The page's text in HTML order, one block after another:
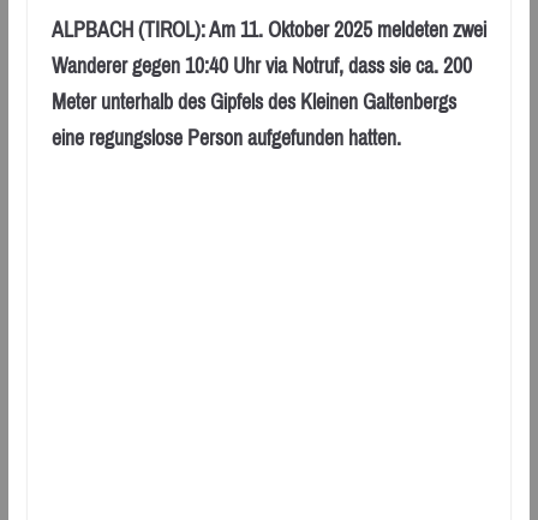
ALPBACH (TIROL): Am 11. Oktober 2025 meldeten zwei
Wanderer gegen 10:40 Uhr via Notruf, dass sie ca. 200
Meter unterhalb des Gipfels des Kleinen Galtenbergs
eine regungslose Person aufgefunden hatten.